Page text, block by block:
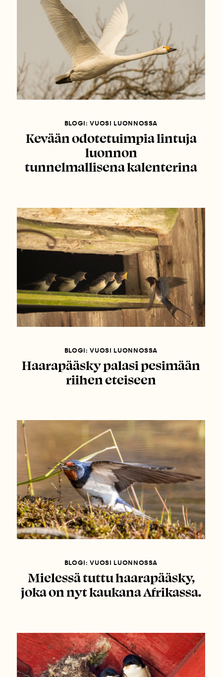
BLOGI: VUOSI LUONNOSSA
Kevään odotetuimpia lintuja
luonnon
tunnelmallisena kalenterina
BLOGI: VUOSI LUONNOSSA
Haarapääsky palasi pesimään
riihen eteiseen
BLOGI: VUOSI LUONNOSSA
Mielessä tuttu haarapääsky,
joka on nyt kaukana Afrikassa.